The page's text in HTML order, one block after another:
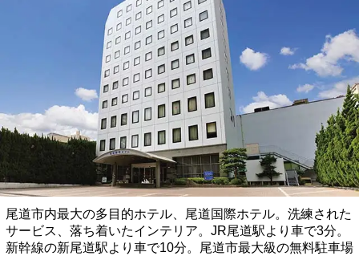
尾道市内最大の多目的ホテル、尾道国際ホテル。洗練された
サービス、落ち着いたインテリア。JR尾道駅より車で3分。
新幹線の新尾道駅より車で10分。尾道市最大級の無料駐車場